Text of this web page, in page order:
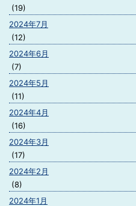
(19)
2024年7月
(12)
2024年6月
(7)
2024年5月
(11)
2024年4月
(16)
2024年3月
(17)
2024年2月
(8)
2024年1月